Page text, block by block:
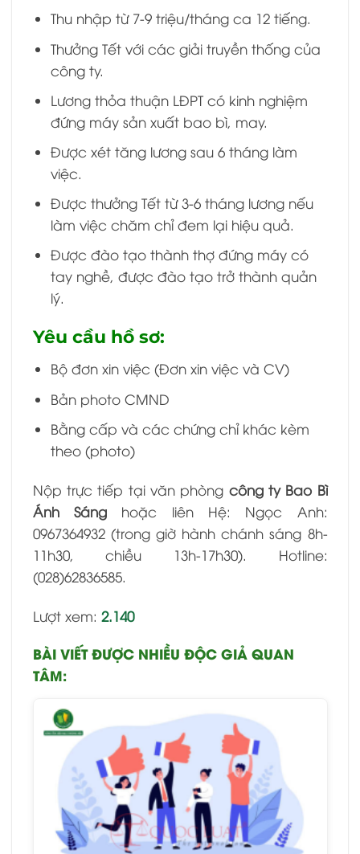
Thu nhập từ 7-9 triệu/tháng ca 12 tiếng.
Thưởng Tết với các giải truyền thống của
công ty.
Lương thỏa thuận LĐPT có kinh nghiệm
đứng máy sản xuất bao bì, may.
Được xét tăng lương sau 6 tháng làm
việc.
Được thưởng Tết từ 3-6 tháng lương nếu
làm việc chăm chỉ đem lại hiệu quả.
Được đào tạo thành thợ đứng máy có
tay nghề, được đào tạo trở thành quản
lý.
Yêu cầu hồ sơ:
Bộ đơn xin việc (Đơn xin việc và CV)
Bản photo CMND
Bằng cấp và các chứng chỉ khác kèm
theo (photo)
Nộp trực tiếp tại văn phòng công ty Bao Bì
Ánh Sánghoặc liên Hệ: Ngọc Anh:
0967364932 (trong giờ hành chánh sáng 8h-
11h30, chiều 13h-17h30). Hotline:
(028)62836585.
Lượt xem: 2.140
BÀI VIẾT ĐƯỢC NHIỀU ĐỘC GIẢ QUAN
TÂM: